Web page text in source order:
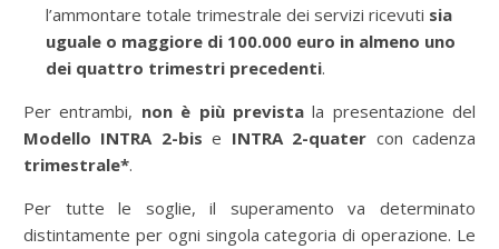
l’ammontare totale trimestrale dei servizi ricevuti sia
uguale o maggiore di 100.000 euro in almeno uno
dei quattro trimestri precedenti.
Per entrambi, nonè più previstala presentazione del
Modello INTRA 2-bis e INTRA 2-quater con cadenza
trimestrale*.
Per tutte le soglie, il superamento va determinato
distintamente per ogni singola categoria di operazione. Le